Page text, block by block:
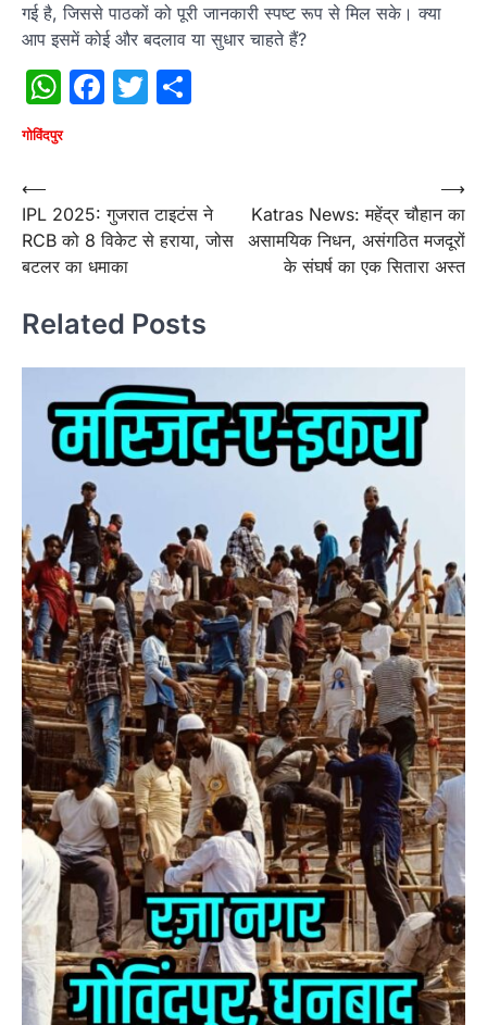
गई है, जिससे पाठकों को पूरी जानकारी स्पष्ट रूप से मिल सके। क्या
आप इसमें कोई और बदलाव या सुधार चाहते हैं?
WhatsApp
Facebook
Twitter
गोविंदपुर
Post
navigation
⟵
IPL 2025: गुजरात टाइटंस ने
RCB को 8 विकेट से हराया, जोस
बटलर का धमाका
Katras News: महेंद्र चौहान का
असामयिक निधन, असंगठित मजदूरों
के संघर्ष का एक सितारा अस्त
⟶
Related Posts